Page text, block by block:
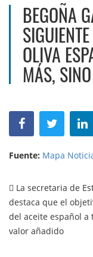
BEGOÑA
OLIVA
MÁS,
Fuente: Mapa
 La secretaria de
destaca que el
del aceite español a
valor añadido